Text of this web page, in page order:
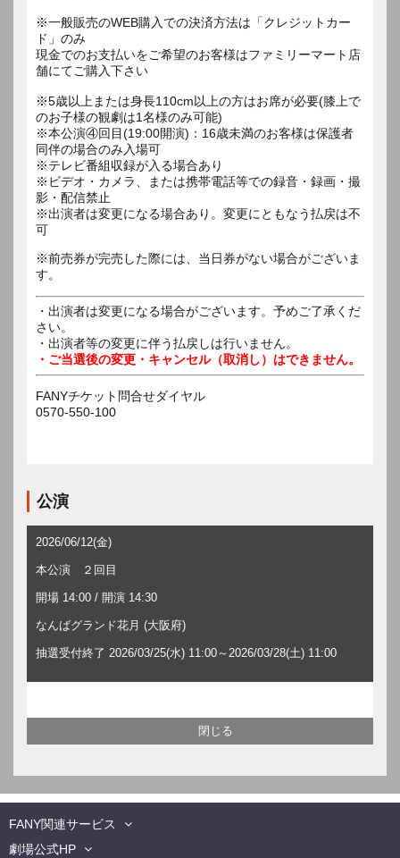
※一般販売のWEB購入での決済方法は「クレジットカー
ド」のみ
現金でのお支払いをご希望のお客様はファミリーマート店
舗にてご購入下さい
※5歳以上または身長110cm以上の方はお席が必要(膝上で
のお子様の観劇は1名様のみ可能)
※本公演④回目(19:00開演)：16歳未満のお客様は保護者
同伴の場合のみ入場可
※テレビ番組収録が入る場合あり
※ビデオ・カメラ、または携帯電話等での録音・録画・撮
影・配信禁止
※出演者は変更になる場合あり。変更にともなう払戻は不
可
※前売券が完売した際には、当日券がない場合がございま
す。
・出演者は変更になる場合がございます。予めご了承くだ
さい。
・出演者等の変更に伴う払戻しは行いません。
・ご当選後の変更・キャンセル（取消し）はできません。
FANYチケット問合せダイヤル
0570-550-100
公演
2026/06/12(金)
本公演 ２回目
開場 14:00 / 開演 14:30
なんばグランド花月 (大阪府)
抽選受付終了 2026/03/25(水) 11:00～2026/03/28(土) 11:00
FANY関連サービス
劇場公式HP